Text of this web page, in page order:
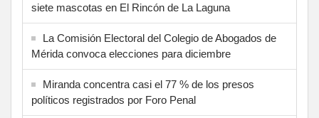
siete mascotas en El Rincón de La Laguna
La Comisión Electoral del Colegio de Abogados de
Mérida convoca elecciones para diciembre
Miranda concentra casi el 77 % de los presos
políticos registrados por Foro Penal